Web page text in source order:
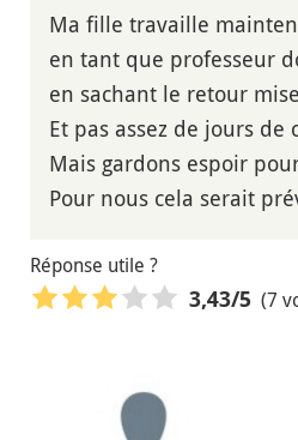
Ma fille travaille
en tant que professeur
en sachant le retour
Et pas assez de jours de
Mais gardons espoir
Pour nous cela serait
Réponse utile ?
3,43/5 (7